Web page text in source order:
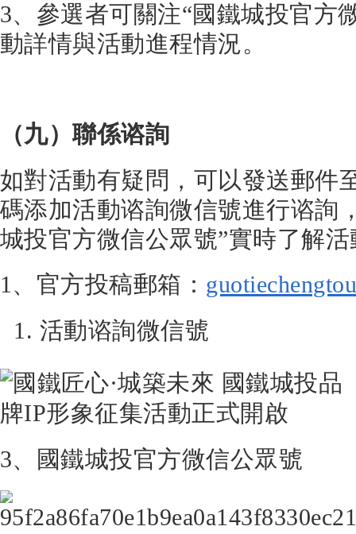
3、參選者可關注“國鐵城投官方
動詳情與活動進程情況。
（九）聯係谘詢
如對活動有疑問，可以發送郵件
碼添加活動谘詢微信號進行谘詢
城投官方微信公眾號”實時了解
1、官方投稿郵箱：
活動谘詢微信號
3、國鐵城投官方微信公眾號